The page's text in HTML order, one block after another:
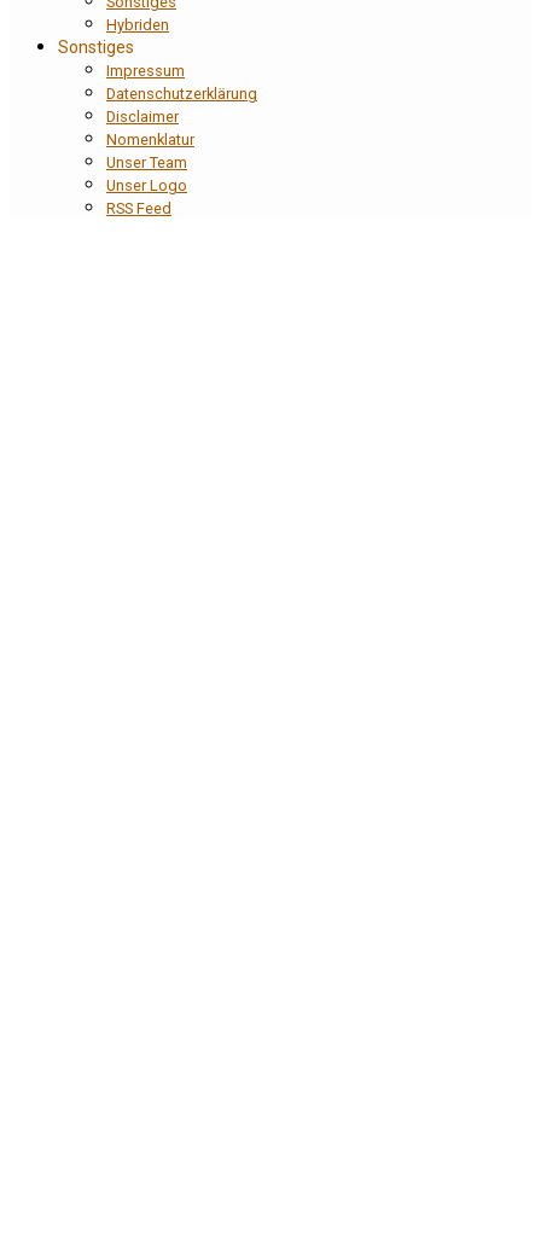
Hybriden
Sonstiges
Impressum
Datenschutzerklärung
Disclaimer
Nomenklatur
Unser Team
Unser Logo
RSS Feed